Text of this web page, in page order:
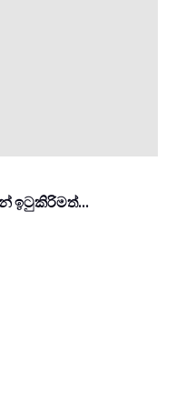
ඉටුකිරිමත්…